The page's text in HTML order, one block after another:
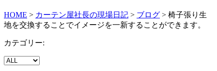
HOME > カーテン屋社長の現場日記 > ブログ > 椅子張り生
地を交換することでイメージを一新することができます。
カテゴリー: